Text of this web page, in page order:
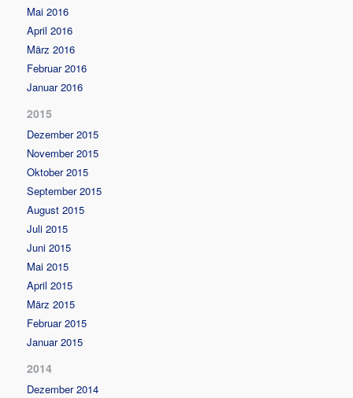
Mai 2016
April 2016
März 2016
Februar 2016
Januar 2016
2015
Dezember 2015
November 2015
Oktober 2015
September 2015
August 2015
Juli 2015
Juni 2015
Mai 2015
April 2015
März 2015
Februar 2015
Januar 2015
2014
Dezember 2014